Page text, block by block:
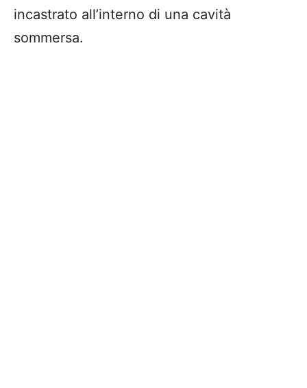
incastrato all’interno di una cavità
sommersa.